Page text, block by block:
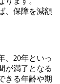
、保障を減額
、20年といっ
が満了となる
きる年齢や期